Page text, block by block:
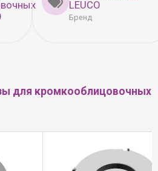
LEUCO
Бренд
для кромкооблицовочных